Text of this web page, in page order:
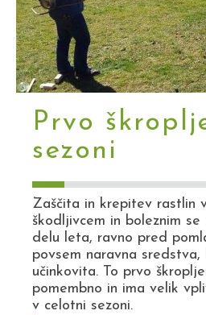
Prvo
sezoni
Zaščita in krepitev rastlin
škodljivcem in boleznim se
delu leta, ravno pred
povsem naravna sredstva,
učinkovita. To prvo
pomembno in ima velik
v celotni sezoni.